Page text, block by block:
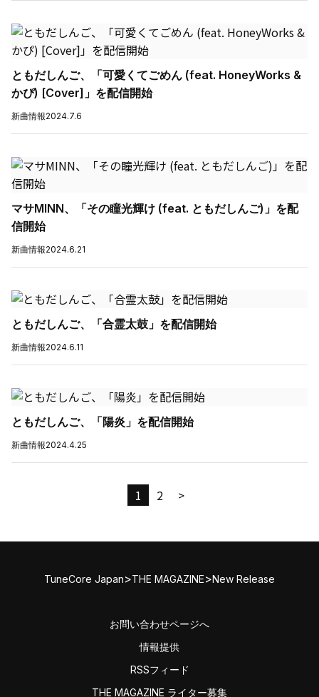
ともだしんご、「可愛くてごめん (feat. HoneyWorks &
かぴ) [Cover]」を配信開始
新曲情報2024.7.6
マサMINN、「その瞳光輝け (feat. ともだしんご)」を配
信開始
新曲情報2024.6.21
ともだしんご、「合霊太鼓」を配信開始
新曲情報2024.6.11
ともだしんご、「陽炎」を配信開始
新曲情報2024.4.25
1 2 >
TuneCore Japan>THE MAGAZINE>New Release
お問い合わせページへ
情報提供
RSSフィード
THE MAGAZINE ライター募集